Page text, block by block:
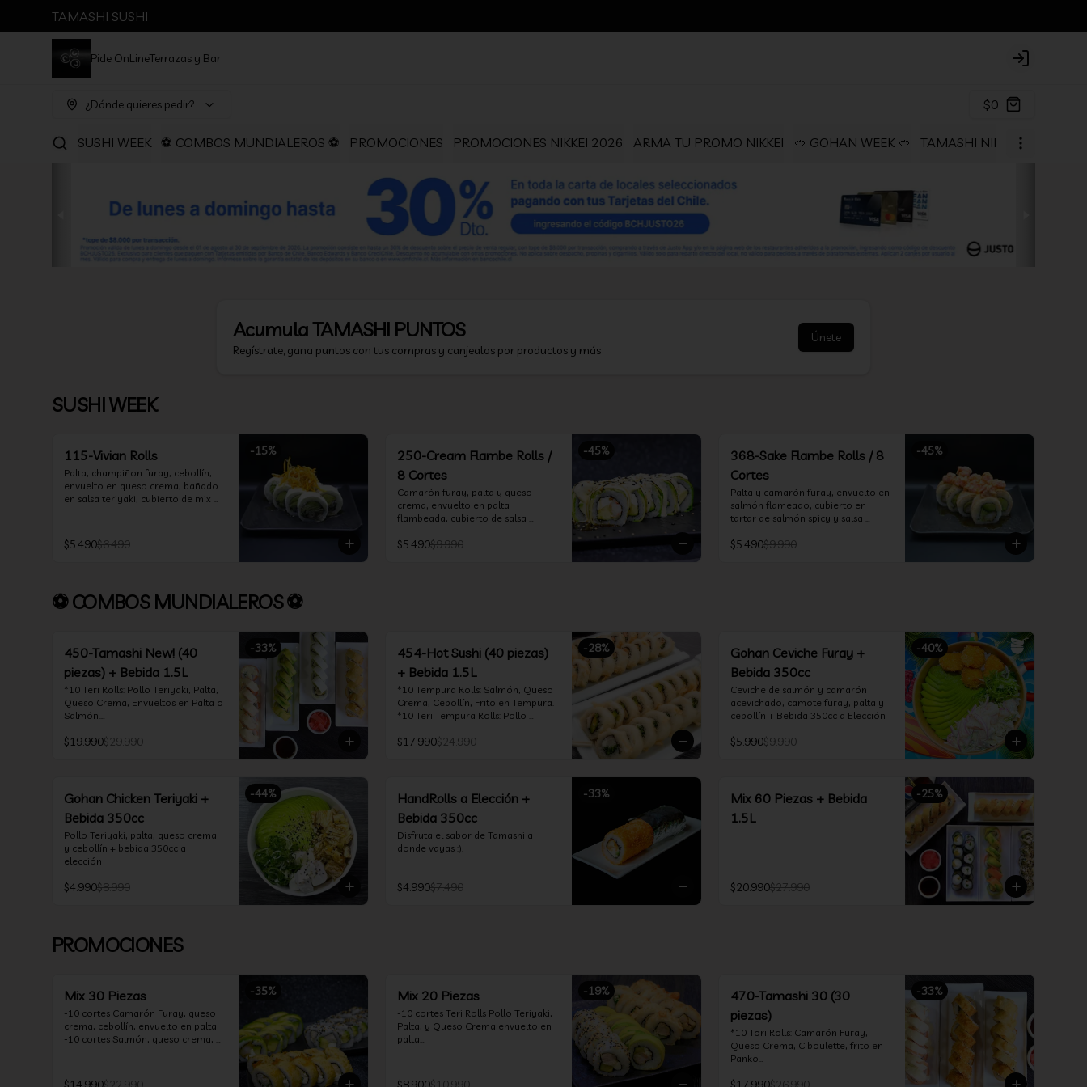
TAMASHI SUSHI
Pide OnLineTerrazas y Bar Login
¿Dónde quieres pedir? $0
SUSHI WEEK ⚽ COMBOS MUNDIALEROS ⚽ PROMOCIONES PROMOCIONES NIKKEI 2026 ARMA TU PROMO NIKKEI 🥙 GOHAN WEEK 🥙 TAMASHI NIKKEI
AcumulaTAMASHI PUNTOS
Regístrate, gana puntos con tus compras y canjealos por productos y más
Únete
SUSHI WEEK
-15%
115-Vivian Rolls
Palta, champiñon furay, cebollín,
envuelto en queso crema, bañado
en salsa teriyaki, cubierto de mix
$5.490$6.490
-45%
250-Cream Flambe Rolls /
8 Cortes
Camarón furay, palta y queso
crema, envuelto en palta
flambeada, cubierto de salsa
de sesamo.
$5.490$9.990
-45%
368-Sake Flambe Rolls / 8
Cortes
Palta y camarón furay, envuelto en
salmón flameado, cubierto en
tartar de salmón spicy y salsa
$5.490$9.990
⚽ COMBOS MUNDIALEROS ⚽
-33%
450-Tamashi New! (40
piezas) + Bebida 1.5L
*10 Teri Rolls: Pollo Teriyaki, Palta,
Queso Crema, Envueltos en Palta o
Salmón.
Palta, Cebollín, Envuelto en Queso
envuelto en salmón y bañado en
salsa acevichada
*10 Tempura Rolls: Salmón, Queso
Crema, Cebollín, Frito en Tempura.
*Incluye 2 palitos, 2 soya 30ml, 1
salsa teriyaki 30ml
$19.990$29.990
-28%
454-Hot Sushi (40 piezas)
+ Bebida 1.5L
*10 Tempura Rolls: Salmón, Queso
Crema, Cebollín, Frito en Tempura.
*10 Teri Tempura Rolls: Pollo
Frito en Tempura
*10 Kani Tempura Rolls: Kanikama,
Queso Crema y Cebollín, frito en
tempura
*Incluye 2 palitos, 2 soya 30ml, 1
salsa teriyaki 30ml
$17.990$24.990
-40%
Gohan Ceviche Furay +
Bebida 350cc
Ceviche de salmón y camarón
acevichado, camote furay, palta y
cebollín + Bebida 350cc a Elección
$5.990$9.990
-44%
Gohan Chicken Teriyaki +
Bebida 350cc
Pollo Teriyaki, palta, queso crema
y cebollín + bebida 350cc a
elección
$4.990$8.990
-33%
HandRolls a Elección +
Bebida 350cc
Disfruta el sabor de Tamashi a
donde vayas :).
$4.990$7.490
-25%
Mix 60 Piezas + Bebida
1.5L
$20.990$27.990
PROMOCIONES
-35%
Mix 30 Piezas
-10 cortes Camarón Furay, queso
crema, cebollín, envuelto en palta
-10 cortes Salmón, queso crema,
crema, cebollín, frito en tempura
-19%
Mix 20 Piezas
-10 cortes Teri Rolls Pollo Teriyaki,
Palta, y Queso Crema envuelto en
palta
en Panko
-33%
470-Tamashi 30 (30
piezas)
*10 Tori Rolls: Camarón Furay,
Queso Crema, Ciboulette, frito en
Panko
Crema, Cebollín, Frito en Tempura.